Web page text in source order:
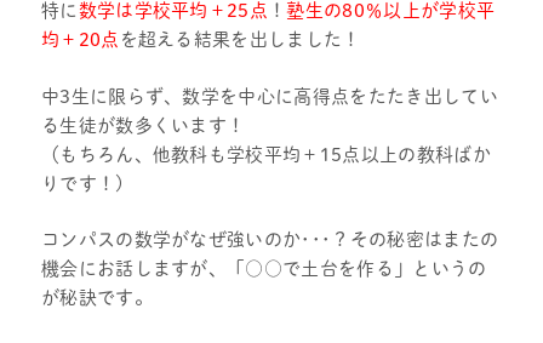
特に 数学は学校平均＋25点 ！塾生の80％以上が学校平
均＋20点 を超える結果を出しました！
中3生に限らず、数学を中心に高得点をたたき出してい
る生徒が数多くいます！
（もちろん、他教科も学校平均＋15点以上の教科ばか
りです！)
コンパスの数学がなぜ強いのか･･･？その秘密はまたの
機会にお話しますが、「○○で土台を作る」というの
が秘訣です。